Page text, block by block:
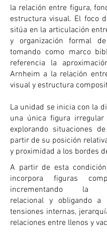
la relación entre figura,
estructura visual. El foco
sitúa en la articulación
y organización formal
tomando como marco
referencia la
Arnheim a la relación
visual y estructura
La unidad se inicia con la
una única figura
explorando situaciones
partir de su posición
y proximidad a los bordes
A partir de esta
incorpora figuras
incrementando la
relacional y obligando a
tensiones internas,
relaciones entre llenos y